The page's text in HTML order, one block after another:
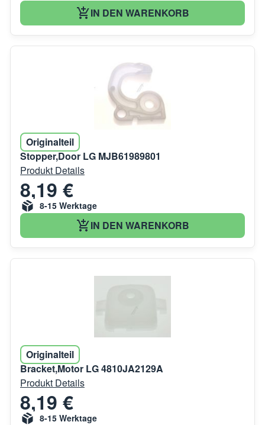
IN DEN WARENKORB
Originalteil
Stopper,Door LG MJB61989801
Produkt Details
8,19 €
8-15 Werktage
IN DEN WARENKORB
Originalteil
Bracket,Motor LG 4810JA2129A
Produkt Details
8,19 €
8-15 Werktage